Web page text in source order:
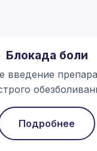
Блокада боли
введение
Подробнее